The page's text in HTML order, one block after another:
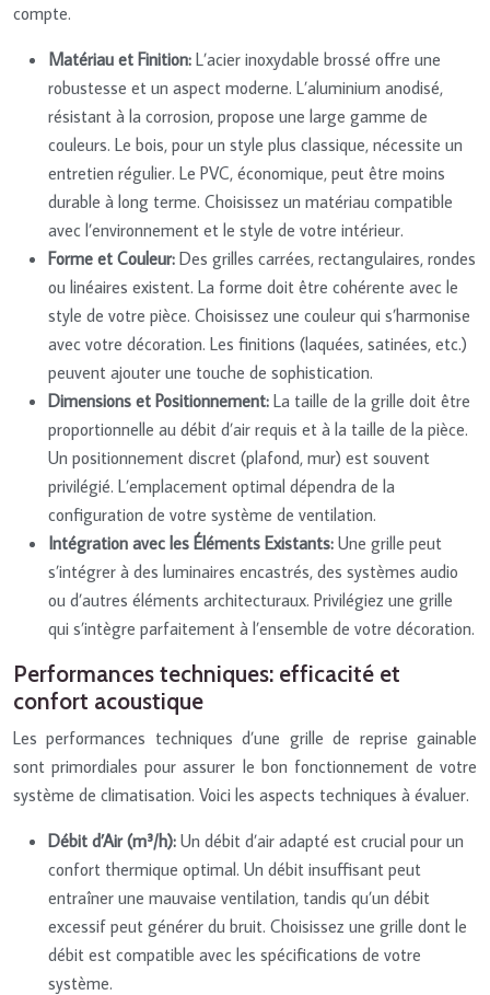
compte.
Matériau et Finition: L’acier inoxydable brossé offre une
robustesse et un aspect moderne. L’aluminium anodisé,
résistant à la corrosion, propose une large gamme de
couleurs. Le bois, pour un style plus classique, nécessite un
entretien régulier. Le PVC, économique, peut être moins
durable à long terme. Choisissez un matériau compatible
avec l’environnement et le style de votre intérieur.
Forme et Couleur: Des grilles carrées, rectangulaires, rondes
ou linéaires existent. La forme doit être cohérente avec le
style de votre pièce. Choisissez une couleur qui s’harmonise
avec votre décoration. Les finitions (laquées, satinées, etc.)
peuvent ajouter une touche de sophistication.
Dimensions et Positionnement: La taille de la grille doit être
proportionnelle au débit d’air requis et à la taille de la pièce.
Un positionnement discret (plafond, mur) est souvent
privilégié. L’emplacement optimal dépendra de la
configuration de votre système de ventilation.
Intégration avec les Éléments Existants: Une grille peut
s’intégrer à des luminaires encastrés, des systèmes audio
ou d’autres éléments architecturaux. Privilégiez une grille
qui s’intègre parfaitement à l’ensemble de votre décoration.
Performances techniques: efficacité et
confort acoustique
Les performances techniques d’une grille de reprise gainable
sont primordiales pour assurer le bon fonctionnement de votre
système de climatisation. Voici les aspects techniques à évaluer.
Débit d’Air (m³/h): Un débit d’air adapté est crucial pour un
confort thermique optimal. Un débit insuffisant peut
entraîner une mauvaise ventilation, tandis qu’un débit
excessif peut générer du bruit. Choisissez une grille dont le
débit est compatible avec les spécifications de votre
système.